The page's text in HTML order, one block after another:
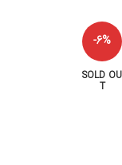
-6%
SOLD OU
T